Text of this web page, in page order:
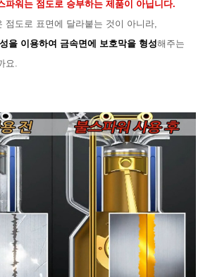
파워는 점도로 승부하는 제품이 아닙니다.
점도로 표면에 달라붙는 것이 아니라,
을 이용하여 금속면에 보호막을 형성해주는
요.